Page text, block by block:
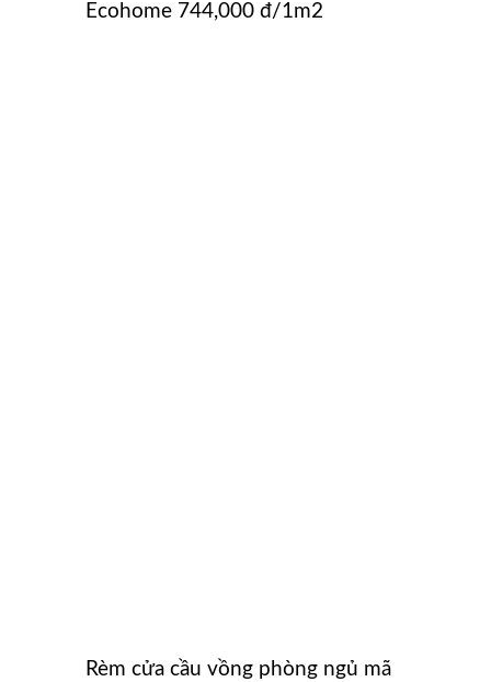
Ecohome 744,000 đ/1m2
Rèm cửa cầu vồng phòng ngủ mã